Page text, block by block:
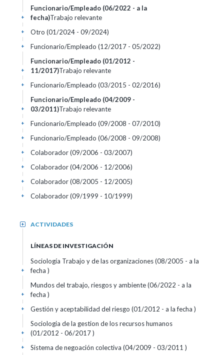
Funcionario/Empleado (06/2022 - a la
fecha)Trabajo relevante
+
Otro (01/2024 - 09/2024)
+
Funcionario/Empleado (12/2017 - 05/2022)
+
Funcionario/Empleado (01/2012 -
11/2017)Trabajo relevante
+
Funcionario/Empleado (03/2015 - 02/2016)
+
Funcionario/Empleado (04/2009 -
03/2011)Trabajo relevante
+
Funcionario/Empleado (09/2008 - 07/2010)
+
Funcionario/Empleado (06/2008 - 09/2008)
+
Colaborador (09/2006 - 03/2007)
+
Colaborador (04/2006 - 12/2006)
+
Colaborador (08/2005 - 12/2005)
+
Colaborador (09/1999 - 10/1999)
+
ACTIVIDADES
+
LÍNEAS DE INVESTIGACIÓN
Sociología Trabajo y de las organizaciones (08/2005 - a la
fecha )
+
Mundos del trabajo, riesgos y ambiente (06/2022 - a la
fecha )
+
Gestión y aceptabilidad del riesgo (01/2012 - a la fecha )
+
Sociologia de la gestion de los recursos humanos
(01/2012 - 06/2017 )
+
Sistema de negoación colectiva (04/2009 - 03/2011 )
+